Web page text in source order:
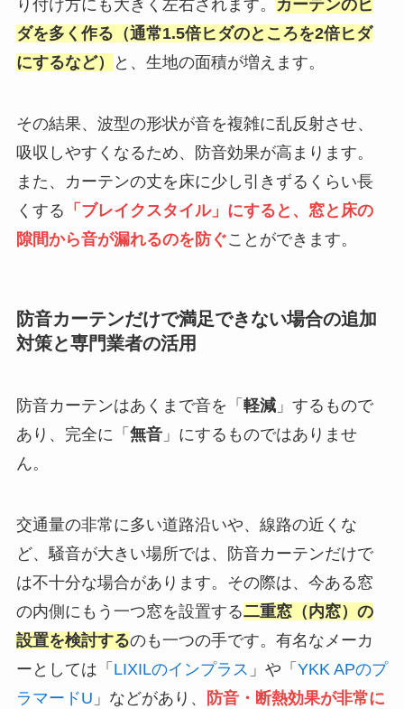
り付け方にも大きく左右されます。
カーテンのヒ
ダを多く作る（通常1.5倍ヒダのところを2倍ヒダ
にするなど）
と、生地の面積が増えます。
その結果、波型の形状が音を複雑に乱反射させ、
吸収しやすくなるため、防音効果が高まります。
また、カーテンの丈を床に少し引きずるくらい長
くする 「ブレイクスタイル」にすると、窓と床の
隙間から音が漏れるのを防ぐことができます。
防音カーテンだけで満足できない場合の追加
対策と専門業者の活用
防音カーテンはあくまで音を「 軽減」するもので
あり、完全に「 無音」にするものではありませ
ん。
交通量の非常に多い道路沿いや、線路の近くな
ど、騒音が大きい場所では、防音カーテンだけで
は不十分な場合があります。その際は、今ある窓
の内側にもう一つ窓を設置する二重窓（内窓）の
設置を検討するのも一つの手です。有名なメーカ
ーとしては「 LIXILのインプラス 」や「 YKK APのプ
ラマードU 」などがあり、
防音・断熱効果が非常に